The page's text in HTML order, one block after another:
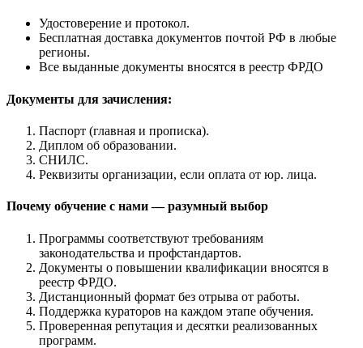
Удостоверение и протокол.
Бесплатная доставка документов почтой РФ в любые
регионы.
Все выданные документы вносятся в реестр ФРДО
Документы для зачисления:
Паспорт (главная и прописка).
Диплом об образовании.
СНИЛС.
Реквизиты организации, если оплата от юр. лица.
Почему обучение с нами — разумный выбор
Программы соответствуют требованиям
законодательства и профстандартов.
Документы о повышении квалификации вносятся в
реестр ФРДО.
Дистанционный формат без отрыва от работы.
Поддержка кураторов на каждом этапе обучения.
Проверенная репутация и десятки реализованных
программ.